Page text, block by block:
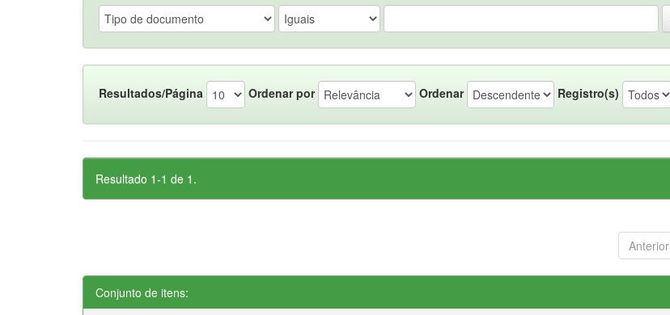
Resultados/Página Ordenar por Ordenar Registro(s)
Resultado 1-1 de 1.
Anterior
Conjunto de itens: